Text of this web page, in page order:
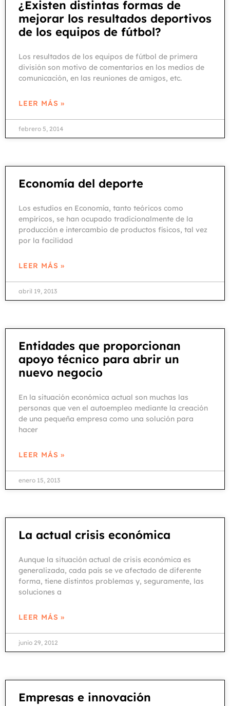
¿Existen distintas formas de
mejorar los resultados deportivos
de los equipos de fútbol?
Los resultados de los equipos de fútbol de primera
división son motivo de comentarios en los medios de
comunicación, en las reuniones de amigos, etc.
LEER MÁS »
febrero 5, 2014
Economía del deporte
Los estudios en Economía, tanto teóricos como
empíricos, se han ocupado tradicionalmente de la
producción e intercambio de productos físicos, tal vez
por la facilidad
LEER MÁS »
abril 19, 2013
Entidades que proporcionan
apoyo técnico para abrir un
nuevo negocio
En la situación económica actual son muchas las
personas que ven el autoempleo mediante la creación
de una pequeña empresa como una solución para
hacer
LEER MÁS »
enero 15, 2013
La actual crisis económica
Aunque la situación actual de crisis económica es
generalizada, cada país se ve afectado de diferente
forma, tiene distintos problemas y, seguramente, las
soluciones a
LEER MÁS »
junio 29, 2012
Empresas e innovación